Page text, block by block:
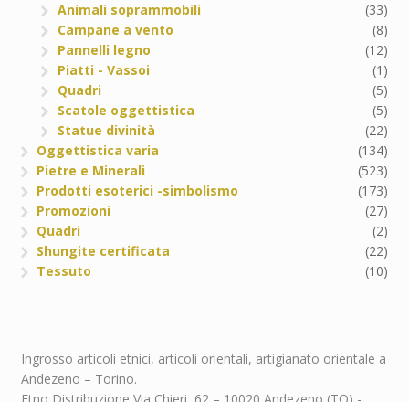
Animali soprammobili
(33)
Campane a vento
(8)
Pannelli legno
(12)
Piatti - Vassoi
(1)
Quadri
(5)
Scatole oggettistica
(5)
Statue divinità
(22)
Oggettistica varia
(134)
Pietre e Minerali
(523)
Prodotti esoterici -simbolismo
(173)
Promozioni
(27)
Quadri
(2)
Shungite certificata
(22)
Tessuto
(10)
Ingrosso articoli etnici, articoli orientali, artigianato orientale a
Andezeno – Torino.